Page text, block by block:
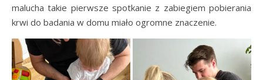
malucha takie pierwsze spotkanie z zabiegiem pobierania
krwi do badania w domu miało ogromne znaczenie.